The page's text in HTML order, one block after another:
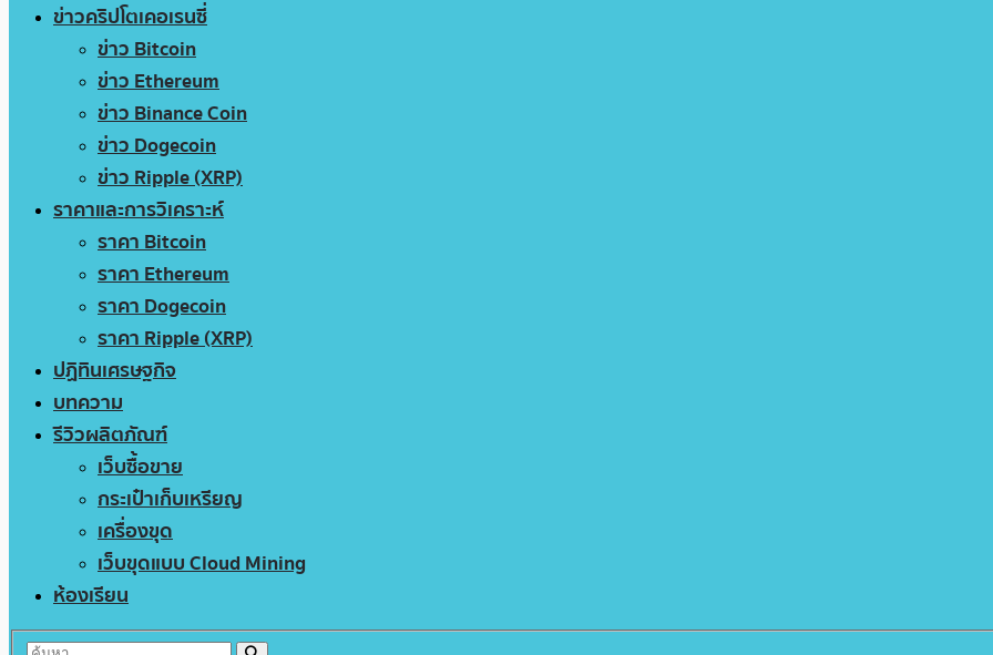
ข่าวคริปโตเคอเรนซี่
ข่าว Bitcoin
ข่าว Ethereum
ข่าว Binance Coin
ข่าว Dogecoin
ข่าว Ripple (XRP)
ราคาและการวิเคราะห์
ราคา Bitcoin
ราคา Ethereum
ราคา Dogecoin
ราคา Ripple (XRP)
ปฏิทินเศรษฐกิจ
บทความ
รีวิวผลิตภัณฑ์
เว็บซื้อขาย
กระเป๋าเก็บเหรียญ
เครื่องขุด
เว็บขุดแบบ Cloud Mining
ห้องเรียน